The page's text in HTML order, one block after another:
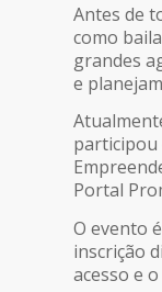
Antes de
como
grandes
e
participou
Portal
O evento
inscrição
acesso e